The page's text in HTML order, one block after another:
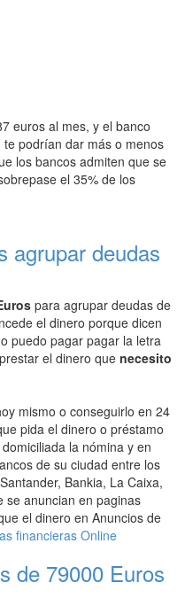
euros al mes, y el banco
podrían dar más o menos
los bancos admiten que se
el 35% de los
agrupar deudas
para agrupar deudas de
el dinero porque dicen
puedo pagar pagar la letra
el dinero que necesito
mismo o conseguirlo en 24
pida el dinero o préstamo
la nómina y en
de su ciudad entre los
Bankia, La Caixa,
se anuncian en paginas
el dinero en Anuncios de
financieras Online
de 79000 Euros